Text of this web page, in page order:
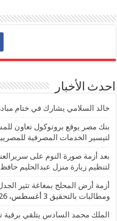
احدث الأخبار
خالد السلامي يشارك في ختام
بنك مصر يوقع بروتوكول تعاون
لتيسير الخدمات المصرفية
بعد أزمة صورة النوم على
لتنظيم زيارة منزل عبدالحليم حافظ
أزمة أرض المحلج بمغاغة تثير
ومطالبات بالتحقيق 3 أغسطس، 2026
الملك محمد السادس يتلقي برقية